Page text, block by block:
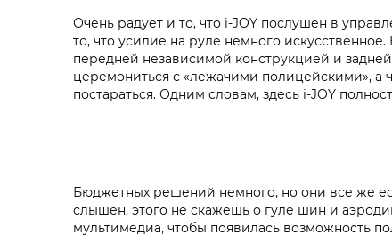
Очень радует и то, что i‑JOY послушен в
то, что усилие на руле немного
передней независимой конструкцией и
церемониться с «лежачими полицейскими», а
постараться. Одним словам, здесь i‑JOY
Бюджетных решений немного, но они все же
слышен, этого не скажешь о гуле шин и
мультимедиа, чтобы появилась возможность